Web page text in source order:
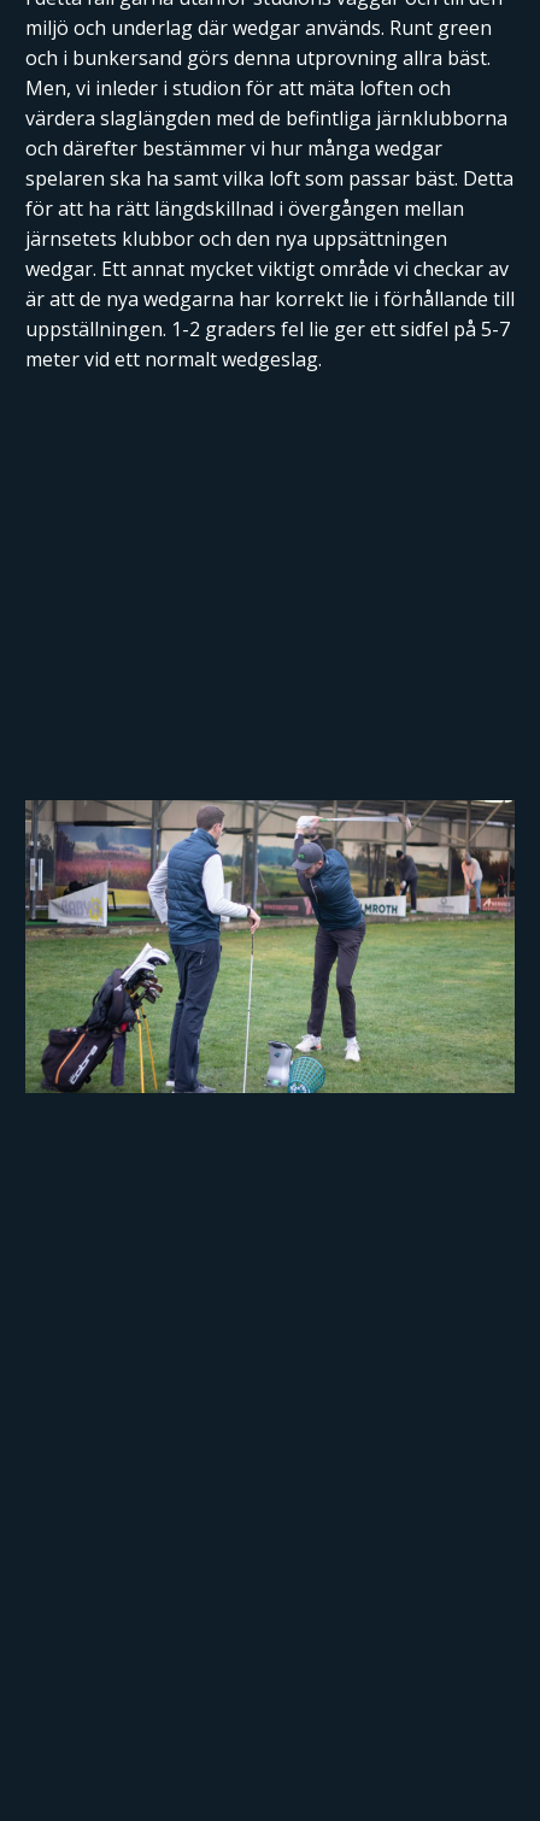
miljö och underlag där wedgar används. Runt green
och i bunkersand görs denna utprovning allra bäst.
Men, vi inleder i studion för att mäta loften och
värdera slaglängden med de befintliga järnklubborna
och därefter bestämmer vi hur många wedgar
spelaren ska ha samt vilka loft som passar bäst. Detta
för att ha rätt längdskillnad i övergången mellan
järnsetets klubbor och den nya uppsättningen
wedgar. Ett annat mycket viktigt område vi checkar av
är att de nya wedgarna har korrekt lie i förhållande till
uppställningen. 1-2 graders fel lie ger ett sidfel på 5-7
meter vid ett normalt wedgeslag.